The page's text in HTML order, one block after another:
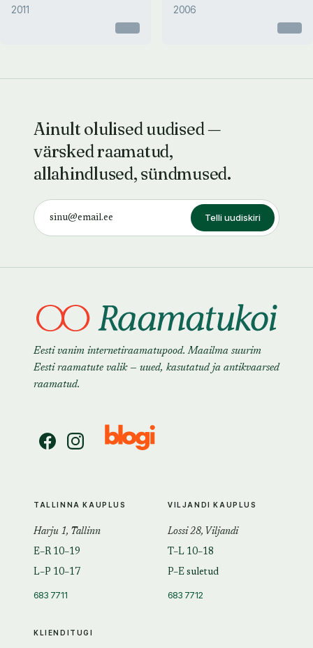
2011 2006
Ainult olulised uudised —
värsked raamatud,
allahindlused, sündmused.
Telli uudiskiri
Eesti vanim internetiraamatupood. Maailma suurim
Eesti raamatute valik — uued, kasutatud ja antikvaarsed
raamatud.
KLIENDITUGI
TALLINNA KAUPLUS
Harju 1, Tallinn
E–R 10–19
L–P 10–17
683 7711
VILJANDI KAUPLUS
Lossi 28, Viljandi
T–L 10–18
P–E suletud
683 7712